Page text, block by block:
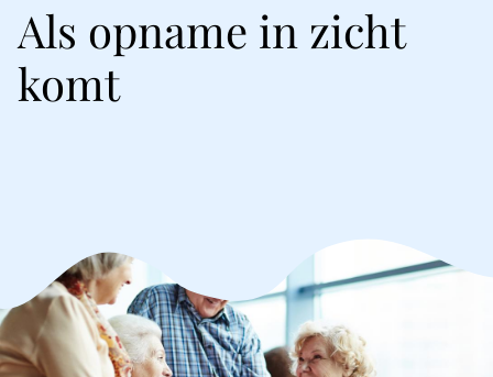
Als opname in zicht
komt